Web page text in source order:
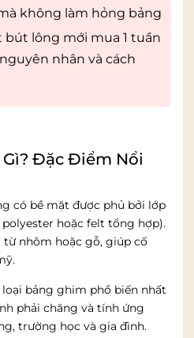
không làm hỏng bảng
bút lông mới mua 1 tuần
nhân và cách
Đặc Điểm Nổi
có bề mặt được phủ bởi lớp
hoặc felt tổng hợp).
nhôm hoặc gỗ, giúp cố
bảng ghim phổ biến nhất
phải chăng và tính ứng
trường học và gia đình.